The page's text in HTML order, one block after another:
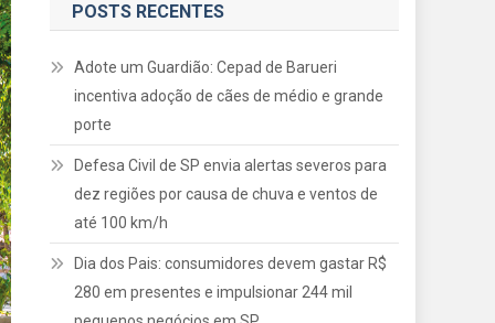
POSTS RECENTES
Adote um Guardião: Cepad de Barueri
incentiva adoção de cães de médio e grande
porte
Defesa Civil de SP envia alertas severos para
dez regiões por causa de chuva e ventos de
até 100 km/h
Dia dos Pais: consumidores devem gastar R$
280 em presentes e impulsionar 244 mil